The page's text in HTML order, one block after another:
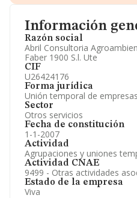
Información
Razón social
Abril Consultoria
Faber 1900 S.l. Ute
CIF
U26424176
Forma jurídica
Unión temporal de empresas
Sector
Otros servicios
Fecha de constitución
1-1-2007
Actividad
Agrupaciones y uniones
Actividad CNAE
9499 - Otras actividades
Estado de la empresa
Viva
Accionistas.
Artículos de prensa
Información oficial y